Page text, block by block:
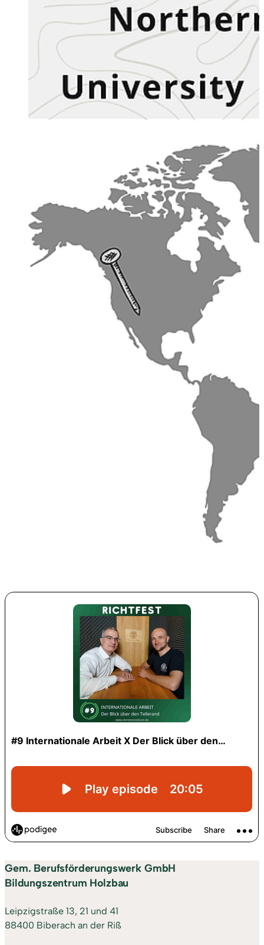
Gem. Berufsförderungswerk GmbH
Bildungszentrum Holzbau
Leipzigstraße 13, 21 und 41
88400 Biberach an der Riß